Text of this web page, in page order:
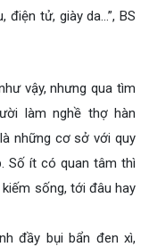
tử, giày da…”, BS
vậy, nhưng qua tìm
làm nghề thợ hàn
những cơ sở với quy
Số ít có quan tâm thì
sống, tới đâu hay
đầy bụi bẩn đen xì,